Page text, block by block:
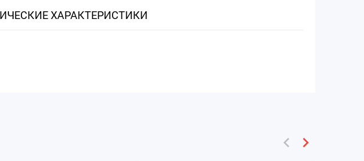
ХАРАКТЕРИСТИКИ